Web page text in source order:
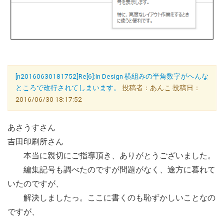
[n20160630181752]Re[6]:In Design 横組みの半角数字がへんな
ところで改行されてしまいます。
投稿者：あんこ 投稿日：
2016/06/30 18:17:52
あさうすさん
吉田印刷所さん
本当に親切にご指導頂き、ありがとうございました。
編集記号も調べたのですが問題がなく、途方に暮れて
いたのですが、
解決しましたっ。ここに書くのも恥ずかしいことなの
ですが、